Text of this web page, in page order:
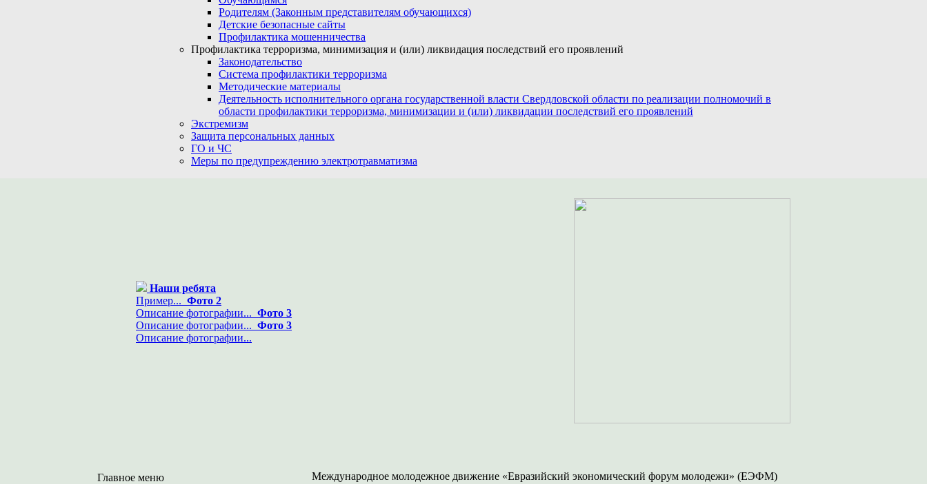
Родителям (Законным представителям обучающихся)
Детские безопасные сайты
Профилактика мошенничества
Профилактика терроризма, минимизация и (или) ликвидация последствий его проявлений
Законодательство
Система профилактики терроризма
Методические материалы
Деятельность исполнительного органа государственной власти Свердловской области по реализации полномочий в
области профилактики терроризма, минимизации и (или) ликвидации последствий его проявлений
Экстремизм
Защита персональных данных
ГО и ЧС
Меры по предупреждению электротравматизма
Наши ребята
Пример... Фото 2
Описание фотографии... Фото 3
Описание фотографии... Фото 3
Описание фотографии...
Главное меню
Международное молодежное движение «Евразийский экономический форум молодежи» (ЕЭФМ)